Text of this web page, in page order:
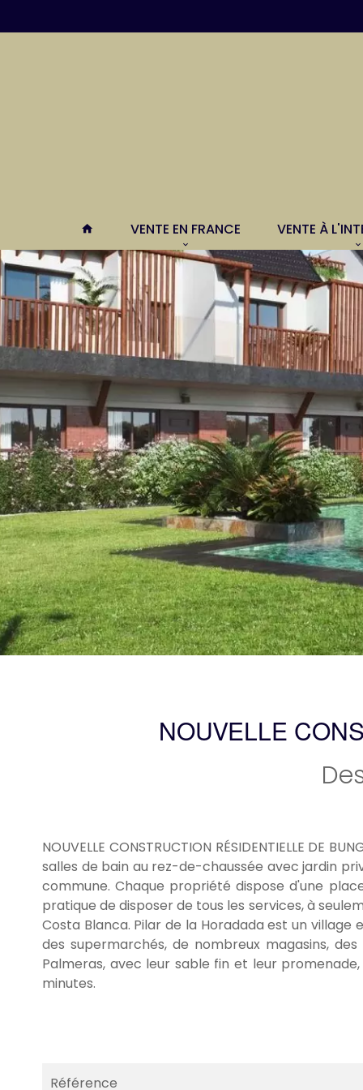
VENTE EN FRANCE VENTE À
NOUVELLE
NOUVELLE CONSTRUCTION RÉSIDENTIELLE
salles de bain au rez-de-chaussée avec jardin
commune. Chaque propriété dispose d'une
pratique de disposer de tous les services, à
Costa Blanca. Pilar de la Horadada est un
des supermarchés, de nombreux magasins,
Palmeras, avec leur sable fin et leur
minutes.
Référence